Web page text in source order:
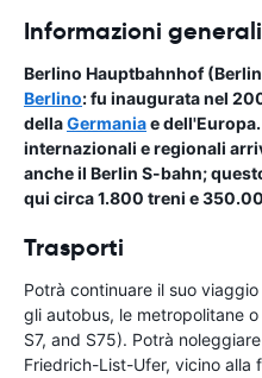
Informazioni generali
Berlino Hauptbahnhof
Berlino: fu inaugurata nel
dellaGermaniae
internazionali e regionali
anche il Berlin S-bahn;
qui circa 1.800 treni e
Trasporti
Potrà continuare il suo
gli autobus, le metropolitane
S7, and S75). Potrà
Friedrich-List-Ufer, vicino alla